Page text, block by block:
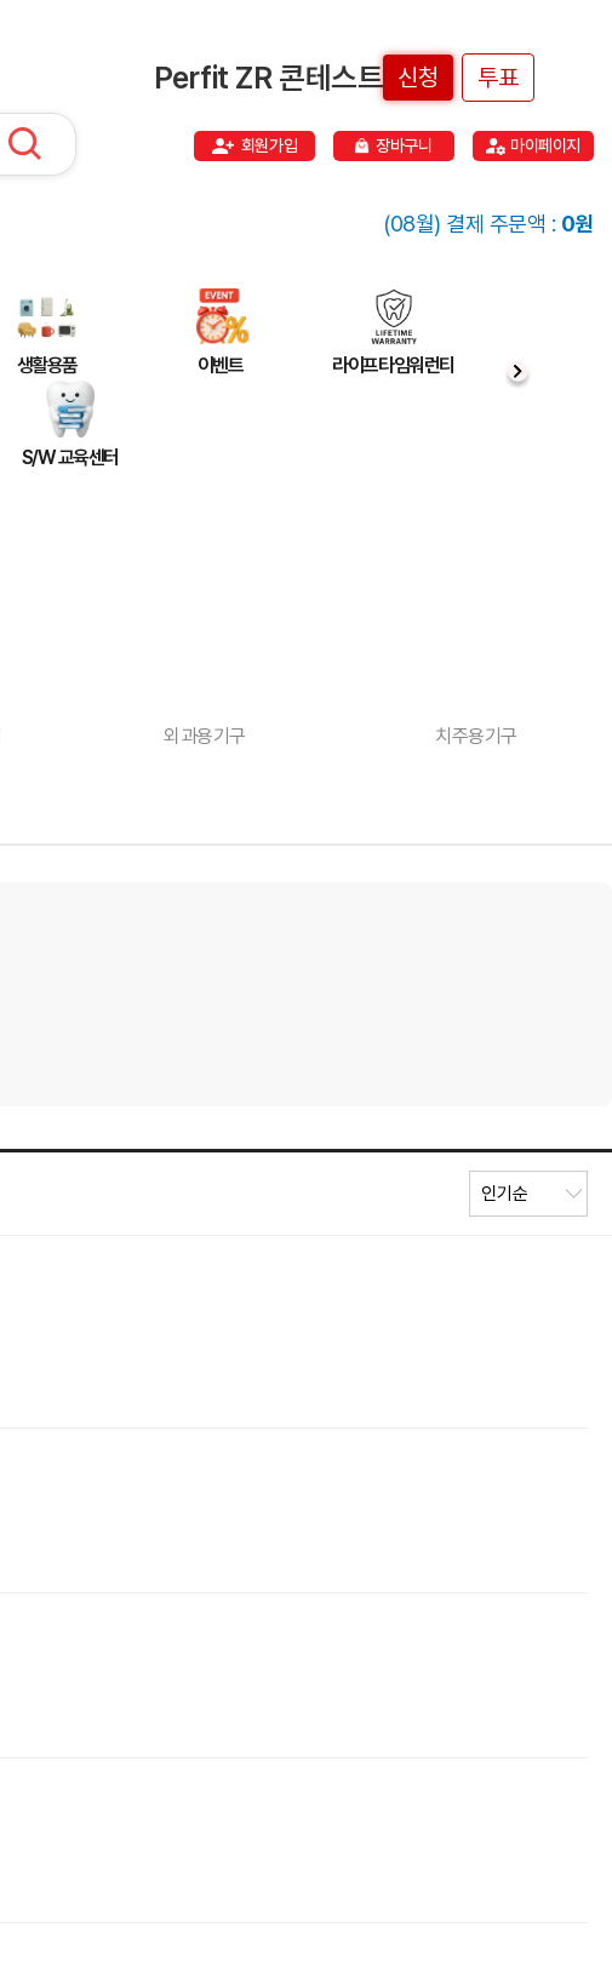
Perfit ZR 콘테스트 신청 투표
회원가입 장바구니 마이페이지
(08월) 결제 주문액 : 0원
생활용품 이벤트 라이프타임워런티
S/W 교육센터
외과용기구 치주용기구